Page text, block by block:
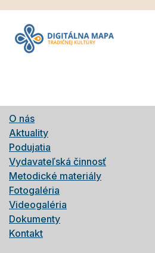
O nás
Aktuality
Podujatia
Vydavateľská činnosť
Metodické materiály
Fotogaléria
Videogaléria
Dokumenty
Kontakt